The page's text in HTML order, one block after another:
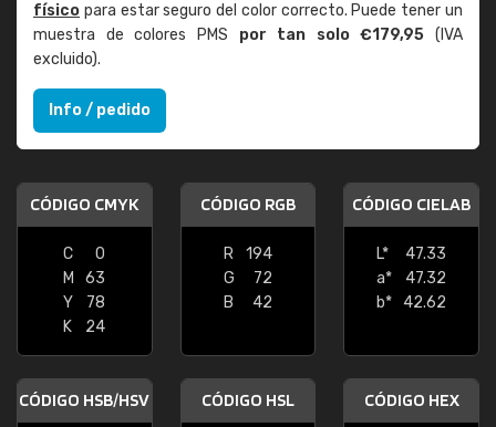
físico para estar seguro del color correcto. Puede tener un
muestra de colores PMS por tan solo €179,95 (IVA
excluido).
Info / pedido
CÓDIGO CMYK
C
0
M
63
Y
78
K
24
CÓDIGO RGB
R
194
G
72
B
42
CÓDIGO CIELAB
L*
47.33
a*
47.32
b*
42.62
CÓDIGO HSB/HSV CÓDIGO HSL CÓDIGO HEX